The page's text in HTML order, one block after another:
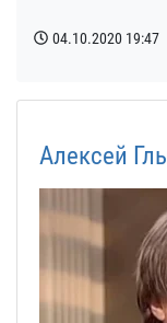
04.10.2020 19:47
Алексей